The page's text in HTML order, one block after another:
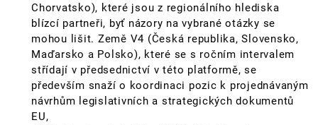
Chorvatsko), které jsou z regionálního hlediska
blízcí partneři, byť názory na vybrané otázky se
mohou lišit. Země V4 (Česká republika, Slovensko,
Maďarsko a Polsko), které se s ročním intervalem
střídají v předsednictví v této platformě, se
především snaží o koordinaci pozic k projednávaným
návrhům legislativních a strategických dokumentů
EU,